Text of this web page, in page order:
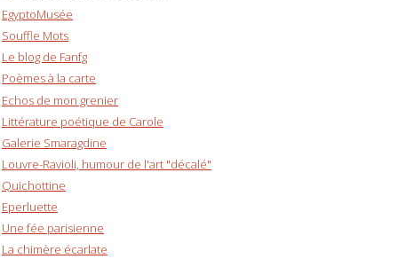
EgyptoMusée
Souffle Mots
Le blog de Fanfg
Poèmes à la carte
Echos de mon grenier
Littérature poétique de Carole
Galerie Smaragdine
Louvre-Ravioli, humour de l'art "décalé"
Quichottine
Eperluette
Une fée parisienne
La chimère écarlate